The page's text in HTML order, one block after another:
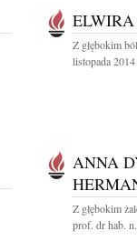
Z głębokim
listopada 2014
ANNA
Z głębokim
prof. dr hab.